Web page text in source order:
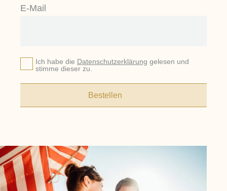
E-Mail
Ich habe die Datenschutzerklärung gelesen und
stimme dieser zu.
Bestellen